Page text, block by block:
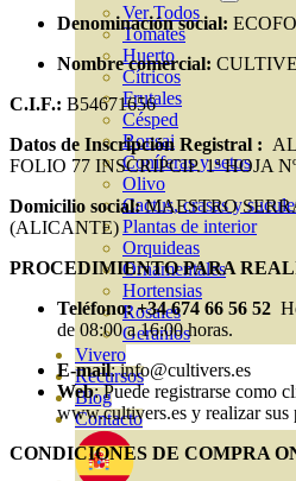
Ver Todos
Tomates
Huerto
Cítricos
Frutales
Césped
Bonsai
Coníferas y setos
Olivo
Cactus, crasas y
Plantas de interior
Orquideas
Ornamentales
Hortensias
Rosales
Geranios
Vivero
Recursos
Blog
Contacto
Denominación social:
Nombre comercial:
C.I.F.: B54671656
Datos de Inscripción Registral :
FOLIO 77 INSCRIPCIP. 1ª HOJA
Domicilio social:MAESTRO
(ALICANTE)
PROCEDIMIENTO PARA
Teléfono: +34 674 66 56 52
de 08:00 a 16:00 horas.
E-mail: info@cultivers.es
Web: Puede registrarse como
www.cultivers.es y realizar sus
CONDICIONES DE COMPRA